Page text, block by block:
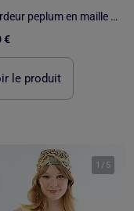
Débardeur peplum en maille côtelée
€
le produit
1 / 5